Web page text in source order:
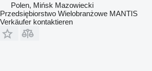
Polen, Mińsk Mazowiecki
Przedsiębiorstwo Wielobranżowe MANTIS
Verkäufer kontaktieren